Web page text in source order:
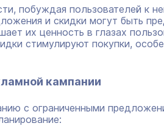
побуждая пользователей к
и скидки могут быть
их ценность в глазах
стимулируют покупки,
кампании
с ограниченными